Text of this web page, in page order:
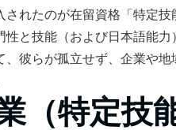
れたのが在留資格「特定技
性と技能（および日本語能
、彼らが孤立せず、企業や
（特定技